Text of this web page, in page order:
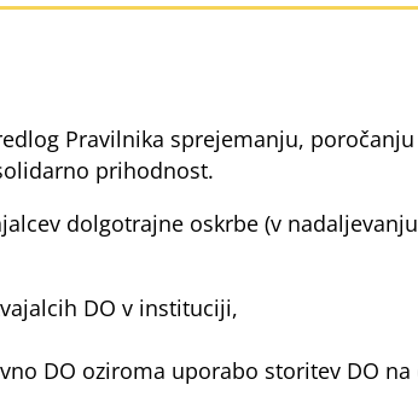
Pravilnika sprejemanju,
prihodnost.
dolgotrajne oskrbe (v
DO v instituciji,
DO oziroma uporabo storitev DO